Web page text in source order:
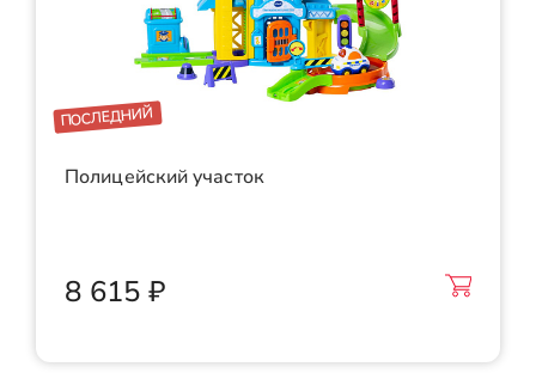
ПОСЛЕДНИЙ
Полицейский участок
8 615 ₽